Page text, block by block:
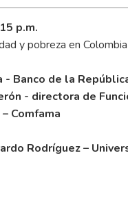
p.m.
y pobreza en
- Banco de la
- directora de
Comfama
Rodríguez –